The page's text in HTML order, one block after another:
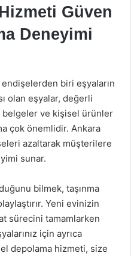
Güven
Deneyimi
biri eşyaların
olan eşyalar, değerli
belgeler ve kişisel ürünler
çok önemlidir. Ankara
azaltarak müşterilere
sunar.
bilmek, taşınma
Yeni evinizin
sürecini tamamlarken
için ayrıca
depolama hizmeti, size